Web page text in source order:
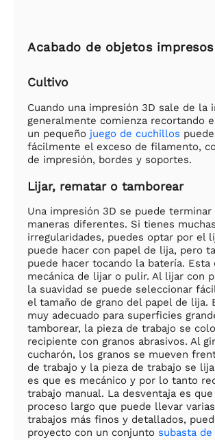
Acabado de objetos
Cultivo
Cuando una impresión 3D sale de la
generalmente comienza recortando
un pequeño juego de cuchillos
fácilmente el exceso de filamento,
de impresión, bordes y soportes.
Lijar, rematar o tamborear
Una impresión 3D se puede terminar
maneras diferentes. Si tienes muchas
irregularidades, puedes optar por el
puede hacer con papel de lija, pero
puede hacer tocando la batería. Esta
mecánica de lijar o pulir. Al lijar con
la suavidad se puede seleccionar
el tamaño de grano del papel de lija.
muy adecuado para superficies
tamborear, la pieza de trabajo se
recipiente con granos abrasivos. Al
cucharón, los granos se mueven
de trabajo y la pieza de trabajo se
es que es mecánico y por lo tanto
trabajo manual. La desventaja es
proceso largo que puede llevar
trabajos más finos y detallados,
proyecto con un conjunto subasta